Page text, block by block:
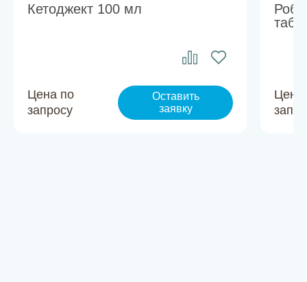
Кетоджект 100 мл
Цена по
запросу
Оставить
заявку
Цена